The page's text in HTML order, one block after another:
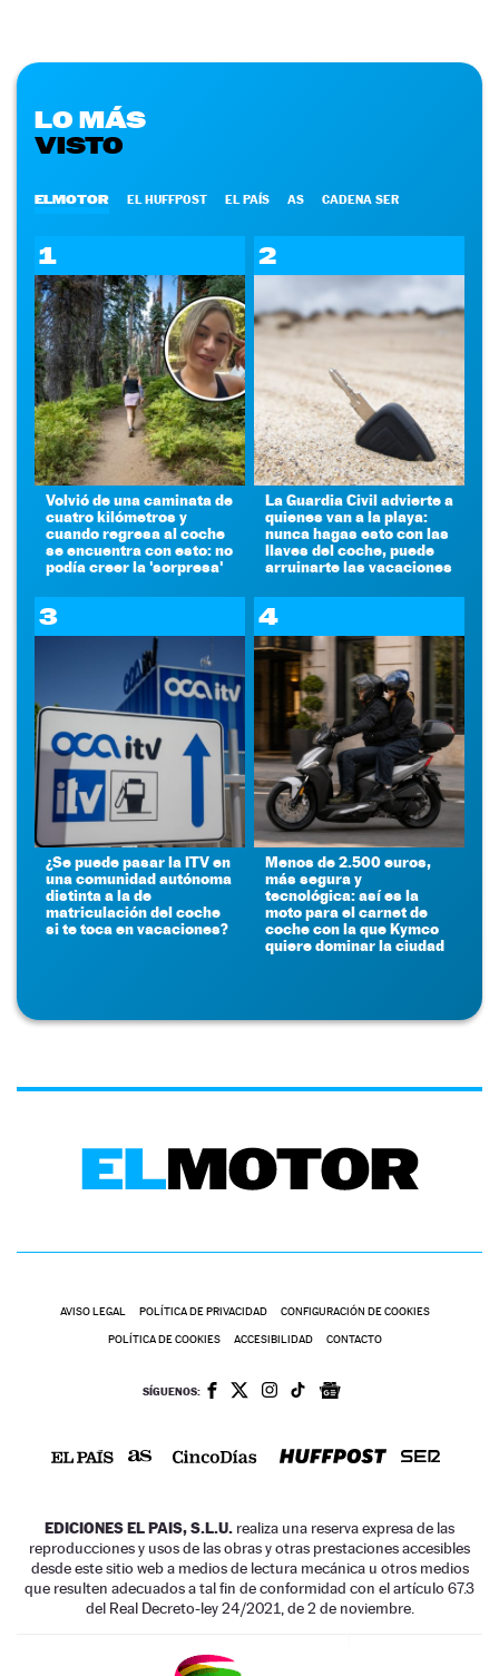
LO MÁS
VISTO
ELMOTOR EL HUFFPOST EL PAÍS AS CADENA SER
1
Volvió de una caminata de
cuatro kilómetros y
cuando regresa al coche
se encuentra con esto: no
podía creer la 'sorpresa'
2
La Guardia Civil advierte a
quienes van a la playa:
nunca hagas esto con las
llaves del coche, puede
arruinarte las vacaciones
3
¿Se puede pasar la ITV en
una comunidad autónoma
distinta a la de
matriculación del coche
si te toca en vacaciones?
4
Menos de 2.500 euros,
más segura y
tecnológica: así es la
moto para el carnet de
coche con la que Kymco
quiere dominar la ciudad
AVISO LEGAL POLÍTICA DE PRIVACIDAD CONFIGURACIÓN DE COOKIES
POLÍTICA DE COOKIES ACCESIBILIDAD CONTACTO
SÍGUENOS:
EDICIONES EL PAIS, S.L.U. realiza una reserva expresa de las
reproducciones y usos de las obras y otras prestaciones accesibles
desde este sitio web a medios de lectura mecánica u otros medios
que resulten adecuados a tal fin de conformidad con el artículo 67.3
del Real Decreto-ley 24/2021, de 2 de noviembre.